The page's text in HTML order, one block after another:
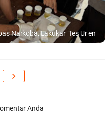
Narkoba, Lakukan Tes Urien
Anda